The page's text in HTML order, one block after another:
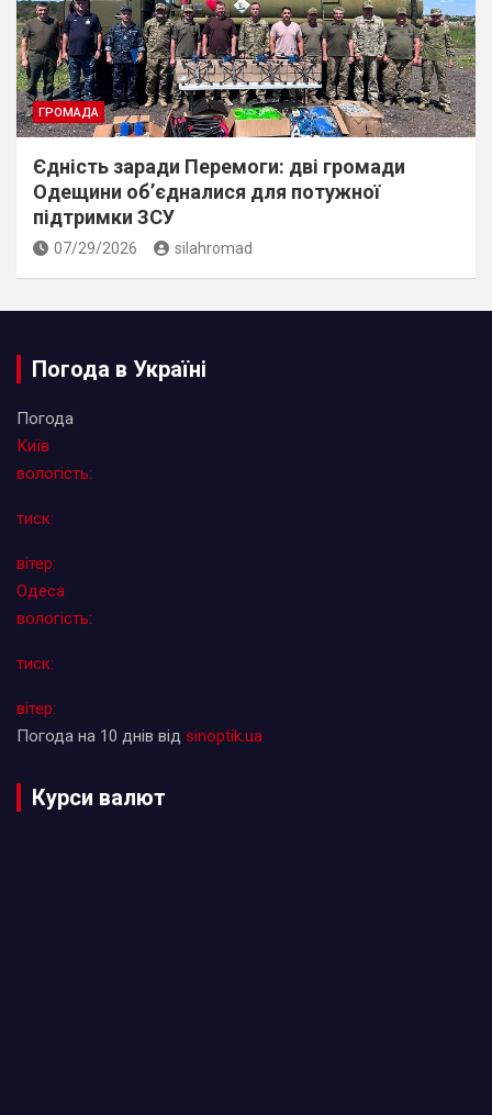
ГРОМАДА
Єдність заради Перемоги: дві громади
Одещини об’єдналися для потужної
підтримки ЗСУ
07/29/2026 silahromad
Погода в Україні
Погода
Київ
вологість:
тиск:
вітер:
Одеса
вологість:
тиск:
вітер:
Погода на 10 днів від sinoptik.ua
Курси валют